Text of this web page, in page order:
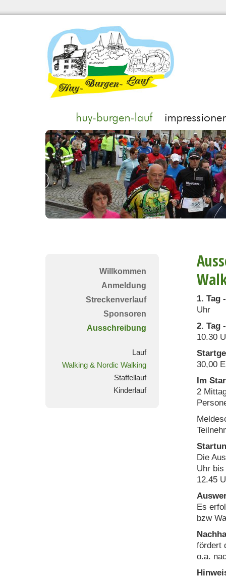
Willkommen
Anmeldung
Streckenverlauf
Sponsoren
Ausschreibung
Lauf
Walking & Nordic Walking
Staffellauf
Kinderlauf
1. Tag
Uhr
2. Tag
10.30
30,00
Im
2
Die
Uhr
12.45
Es
bzw
fördert
o.a.